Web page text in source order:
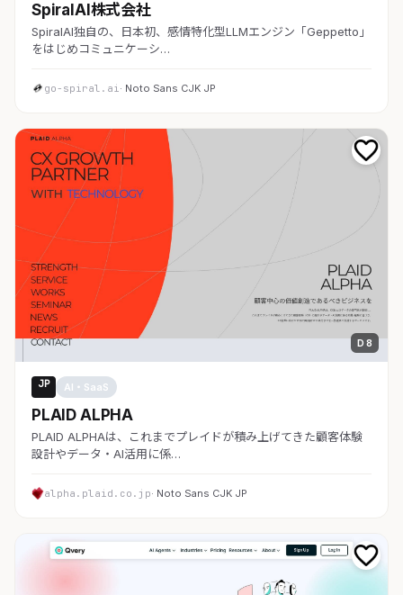
SpiralAI株式会社
SpiralAI独自の、日本初、感情特化型LLMエンジン「Geppetto」
をはじめコミュニケーシ…
go-spiral.ai· Noto Sans CJK JP
D 8
JP AI・SaaS
PLAID ALPHA
PLAID ALPHAは、これまでプレイドが積み上げてきた顧客体験
設計やデータ・AI活用に係…
alpha.plaid.co.jp· Noto Sans CJK JP